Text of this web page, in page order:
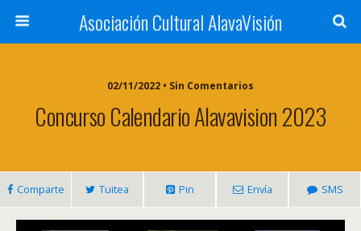
Asociación Cultural AlavaVisión
02/11/2022 • Sin Comentarios
Concurso Calendario Alavavision 2023
Comparte Tuitea Pin Envía SMS